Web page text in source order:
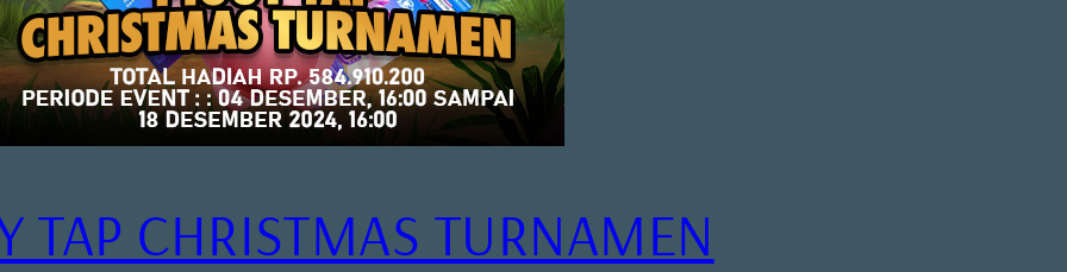
TAP CHRISTMAS TURNAMEN